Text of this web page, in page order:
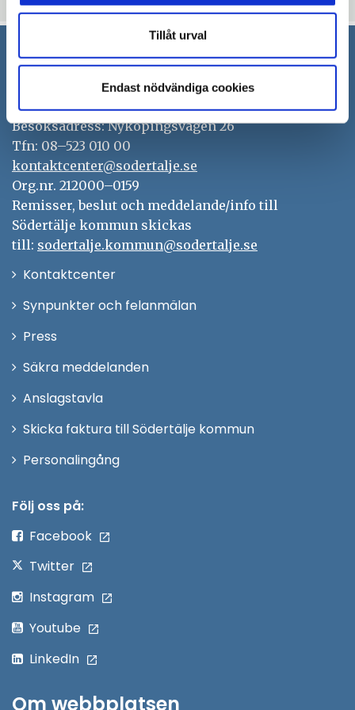
Tillåt urval
Endast nödvändiga cookies
Södertälje kommun
151 89 Södertälje
Besöksadress: Nyköpingsvägen 26
Tfn: 08–523 010 00
kontaktcenter@sodertalje.se
Org.nr. 212000–0159
Remisser, beslut och meddelande/info till
Södertälje kommun skickas
till: sodertalje.kommun@sodertalje.se
KontaktcenterÖppna
Synpunkter och felanmälan
Press
fönster
Säkra meddelanden
Anslagstavla
Skicka faktura till Södertälje kommun
PersonalingångÖppna
Följ oss på:
Facebook
Twitter
Instagram
Youtube
LinkedIn
Om webbplatsen